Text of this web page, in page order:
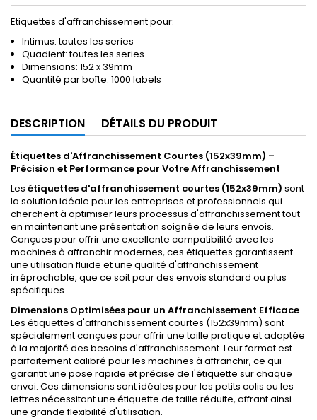
Etiquettes d'affranchissement pour:
Intimus: toutes les series
Quadient: toutes les series
Dimensions: 152 x 39mm
Quantité par boîte: 1000 labels
DESCRIPTION DÉTAILS DU PRODUIT
Étiquettes d'Affranchissement Courtes (152x39mm) –
Précision et Performance pour Votre Affranchissement
Les étiquettes d'affranchissement courtes (152x39mm) sont
la solution idéale pour les entreprises et professionnels qui
cherchent à optimiser leurs processus d'affranchissement tout
en maintenant une présentation soignée de leurs envois.
Conçues pour offrir une excellente compatibilité avec les
machines à affranchir modernes, ces étiquettes garantissent
une utilisation fluide et une qualité d'affranchissement
irréprochable, que ce soit pour des envois standard ou plus
spécifiques.
Dimensions Optimisées pour un Affranchissement Efficace
Les étiquettes d'affranchissement courtes (152x39mm) sont
spécialement conçues pour offrir une taille pratique et adaptée
à la majorité des besoins d'affranchissement. Leur format est
parfaitement calibré pour les machines à affranchir, ce qui
garantit une pose rapide et précise de l'étiquette sur chaque
envoi. Ces dimensions sont idéales pour les petits colis ou les
lettres nécessitant une étiquette de taille réduite, offrant ainsi
une grande flexibilité d'utilisation.